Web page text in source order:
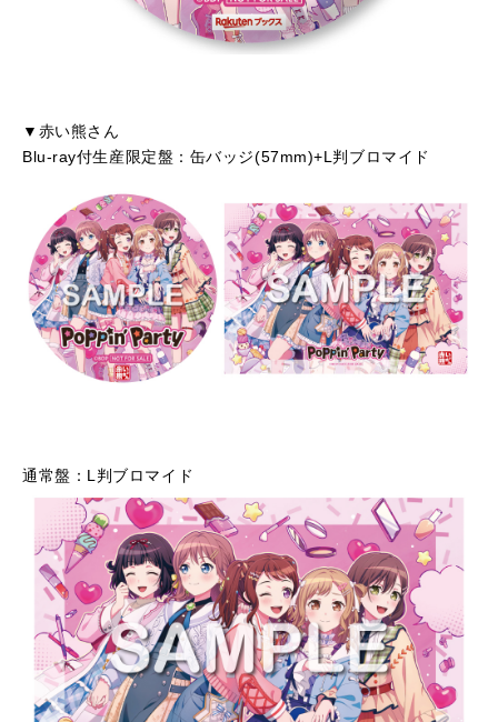
▼赤い熊さん
Blu-ray付生産限定盤：缶バッジ(57mm)+L判ブロマイド
通常盤：L判ブロマイド